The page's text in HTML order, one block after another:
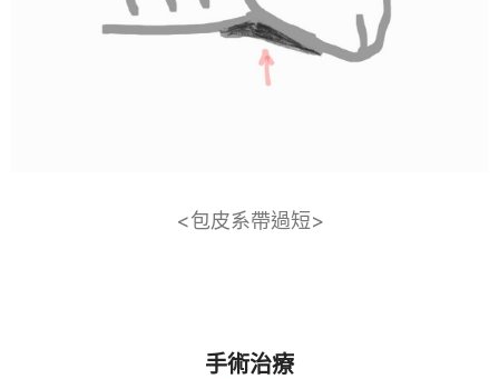
<包皮系帶過短>
手術治療